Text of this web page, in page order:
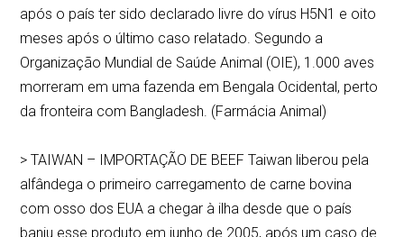
após o país ter sido declarado livre do vírus H5N1 e oito
meses após o último caso relatado. Segundo a
Organização Mundial de Saúde Animal (OIE), 1.000 aves
morreram em uma fazenda em Bengala Ocidental, perto
da fronteira com Bangladesh. (Farmácia Animal)
> TAIWAN – IMPORTAÇÃO DE BEEF Taiwan liberou pela
alfândega o primeiro carregamento de carne bovina
com osso dos EUA a chegar à ilha desde que o país
baniu esse produto em junho de 2005, após um caso de